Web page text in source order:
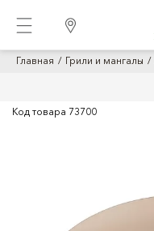
Главная Грили и мангалы
Код товара 73700